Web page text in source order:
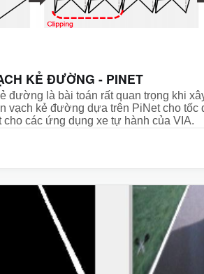
KẺ ĐƯỜNG - PINET
đường là bài toán rất quan trọng khi
vạch kẻ đường dựa trên PiNet cho tốc
các ứng dụng xe tự hành của VIA.